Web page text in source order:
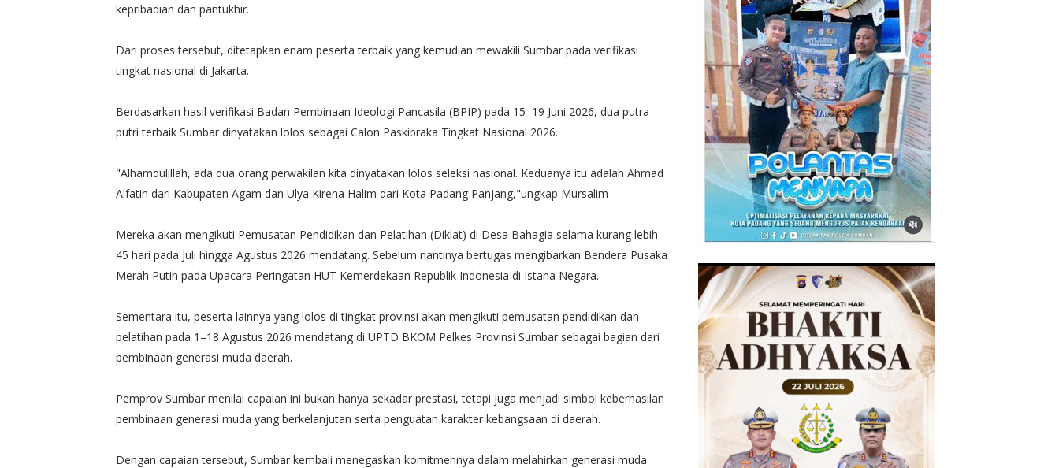
kepribadian dan pantukhir.
Dari proses tersebut, ditetapkan enam peserta terbaik yang kemudian mewakili Sumbar pada verifikasi
tingkat nasional di Jakarta.
Berdasarkan hasil verifikasi Badan Pembinaan Ideologi Pancasila (BPIP) pada 15–19 Juni 2026, dua putra-
putri terbaik Sumbar dinyatakan lolos sebagai Calon Paskibraka Tingkat Nasional 2026.
"Alhamdulillah, ada dua orang perwakilan kita dinyatakan lolos seleksi nasional. Keduanya itu adalah Ahmad
Alfatih dari Kabupaten Agam dan Ulya Kirena Halim dari Kota Padang Panjang,"ungkap Mursalim
Mereka akan mengikuti Pemusatan Pendidikan dan Pelatihan (Diklat) di Desa Bahagia selama kurang lebih
45 hari pada Juli hingga Agustus 2026 mendatang. Sebelum nantinya bertugas mengibarkan Bendera Pusaka
Merah Putih pada Upacara Peringatan HUT Kemerdekaan Republik Indonesia di Istana Negara.
Sementara itu, peserta lainnya yang lolos di tingkat provinsi akan mengikuti pemusatan pendidikan dan
pelatihan pada 1–18 Agustus 2026 mendatang di UPTD BKOM Pelkes Provinsi Sumbar sebagai bagian dari
pembinaan generasi muda daerah.
Pemprov Sumbar menilai capaian ini bukan hanya sekadar prestasi, tetapi juga menjadi simbol keberhasilan
pembinaan generasi muda yang berkelanjutan serta penguatan karakter kebangsaan di daerah.
Dengan capaian tersebut, Sumbar kembali menegaskan komitmennya dalam melahirkan generasi muda